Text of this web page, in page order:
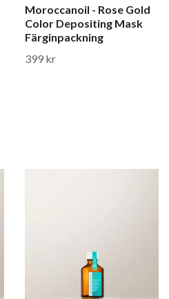
Moroccanoil - Rose Gold
Color Depositing Mask
Färginpackning
399 kr